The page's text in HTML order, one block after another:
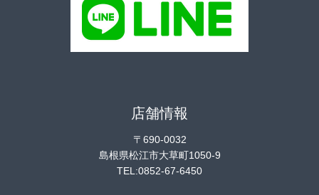
店舗情報
〒690-0032
島根県松江市大草町1050-9
TEL:0852-67-6450